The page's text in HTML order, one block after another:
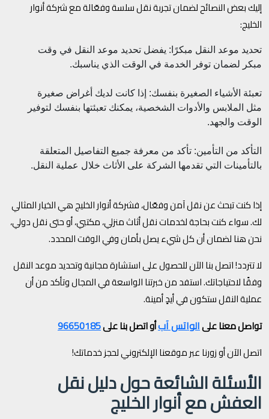
إليك بعض النصائح لضمان تجربة نقل سلسة وفعّالة مع شركة أنوار
الخليج:
تحديد موعد النقل مبكرًا: يفضل تحديد موعد النقل في وقت
مبكر لضمان توفر الخدمة في الوقت الذي يناسبك.
تعبئة الأشياء الصغيرة بنفسك: إذا كانت لديك أغراض صغيرة
مثل الملابس والأدوات الشخصية، يمكنك تعبئتها بنفسك لتوفير
الوقت والجهد.
التأكد من التأمين: تأكد من معرفة جميع التفاصيل المتعلقة
بالتأمينات التي تقدمها الشركة على الأثاث خلال عملية النقل.
إذا كنت تبحث عن نقل آمن وفعّال، فشركة أنوار الخليج هي الخيار المثالي
لك. سواء كنت بحاجة لخدمات نقل أثاث منزلي، مكتبي، أو حتى نقل دولي،
نحن هنا لضمان أن كل شيء يصل بأمان وفي الوقت المحدد.
لا تتردد! اتصل بنا الآن للحصول على استشارة مجانية وتحديد موعد النقل
وفقًا لاحتياجاتك. استفد من خبرتنا الواسعة في المجال وتأكد من أن
عملية النقل ستكون في أيدٍ أمينة.
تواصل معنا علىالواتس آبأو اتصل بنا على96650185
اتصل الآن أو زورنا عبر موقعنا الإلكتروني لحجز خدماتك!
الأسئلة الشائعة حول دليل نقل
العفش مع أنوار الخليج